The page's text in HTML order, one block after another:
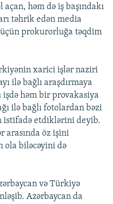
həm də iş başındakı
təhrik edən media
prokurorluğa təqdim
xarici işlər naziri
ilə bağlı araşdırmaya
işdə həm bir provakasiya
ilə bağlı fotolardan bəzi
istifadə etdiklərini deyib.
arasında öz işini
ola biləcəyini də
və Türkiyə
Azərbaycan da